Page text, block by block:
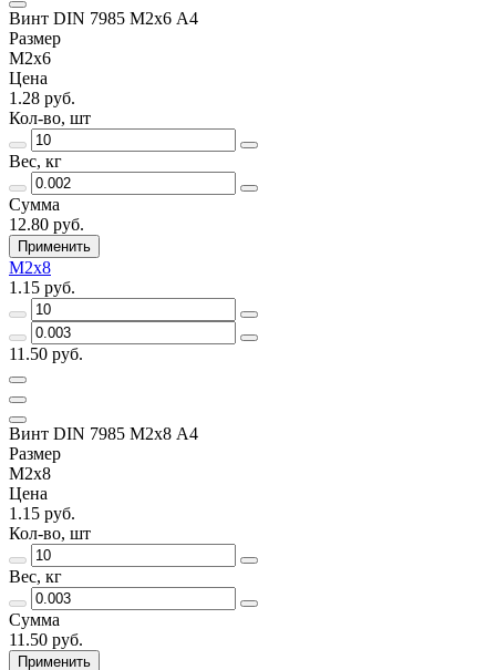
Винт DIN 7985 М2х6 A4
Размер
М2х6
Цена
1.28 руб.
Кол-во, шт
Вес, кг
Сумма
12.80 руб.
Применить
М2х8
1.15 руб.
11.50 руб.
Винт DIN 7985 М2х8 A4
Размер
М2х8
Цена
1.15 руб.
Кол-во, шт
Вес, кг
Сумма
11.50 руб.
Применить